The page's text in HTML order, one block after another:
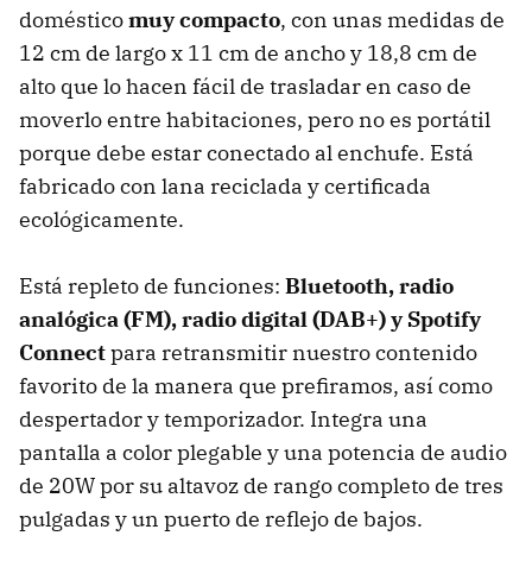
domésticomuy compacto, con unas medidas de
12 cm de largo x 11 cm de ancho y 18,8 cm de
alto que lo hacen fácil de trasladar en caso de
moverlo entre habitaciones, pero no es portátil
porque debe estar conectado al enchufe. Está
fabricado con lana reciclada y certificada
ecológicamente.
Está repleto de funciones: Bluetooth, radio
analógica (FM), radio digital (DAB+) y Spotify
Connectpara retransmitir nuestro contenido
favorito de la manera que prefiramos, así como
despertador y temporizador. Integra una
pantalla a color plegable y una potencia de audio
de 20W por su altavoz de rango completo de tres
pulgadas y un puerto de reflejo de bajos.